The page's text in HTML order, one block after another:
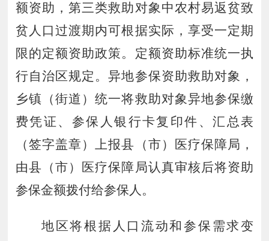
额资助 ，第三类救助对象中农村易返贫致
贫人口过渡期内可根据实际，享受一定期
限的定额资助政策。定额资助标准统一执
行自治区规定。异地参保资助救助对象，
乡镇（街道）统一将救助对象异地参保缴
费凭证、参保人银行卡复印件、汇总表
（签字盖章）上报县（市）医疗保障局，
由县（市）医疗保障局认真审核后将资助
参保金额拨付给参保人。
地区将根据人口流动和参保需求变